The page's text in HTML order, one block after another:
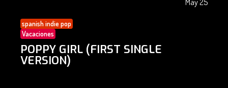
May 25
spanish indie pop
Vacaciones
POPPY GIRL (FIRST SINGLE
VERSION)